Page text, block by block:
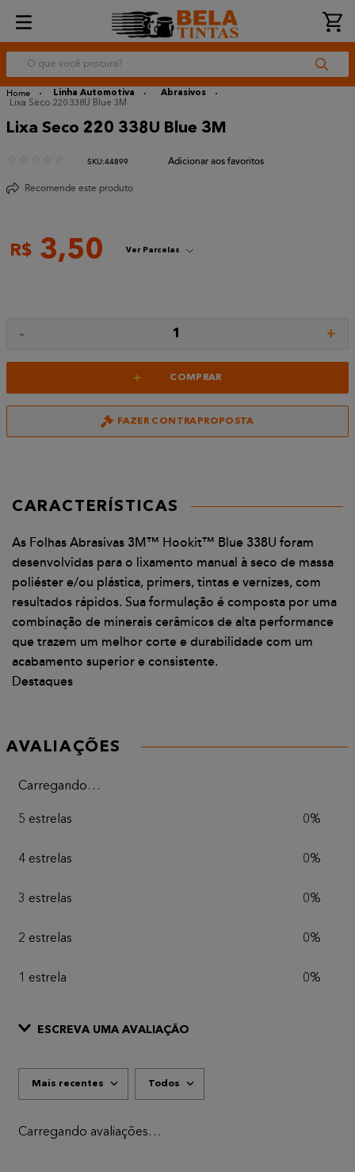
O que você procura?
Linha Automotiva
Abrasivos
Lixa Seco 220 338U Blue 3M
Lixa Seco 220 338U Blue 3M
:44899
Recomende este produto
R$ 3,50 Ver Parcelas
- 1 +
+ COMPRAR
FAZER CONTRAPROPOSTA
CARACTERÍSTICAS
As Folhas Abrasivas 3M™ Hookit™ Blue 338U foram
desenvolvidas para o lixamento manual à seco de massa
poliéster e/ou plástica, primers, tintas e vernizes, com
resultados rápidos. Sua formulação é composta por uma
combinação de minerais cerâmicos de alta performance
que trazem um melhor corte e durabilidade com um
acabamento superior e consistente.
Destaques
AVALIAÇÕES
Carregando…
5 estrelas 0%
4 estrelas 0%
3 estrelas 0%
2 estrelas 0%
1 estrela 0%
ESCREVA UMA AVALIAÇÃO
Mais recentes Todos
Carregando avaliações…